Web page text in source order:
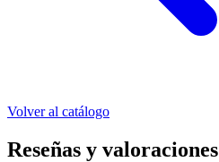
Volver al catálogo
Reseñas y valoraciones